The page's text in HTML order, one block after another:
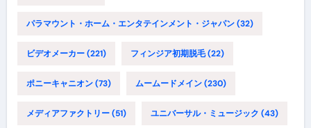
パラマウント・ホーム・エンタテインメント・ジャパン(32)
ビデオメーカー(221) フィンジア初期脱毛(22)
ポニーキャニオン(73) ムームードメイン(230)
メディアファクトリー(51) ユニバーサル・ミュージック (43)